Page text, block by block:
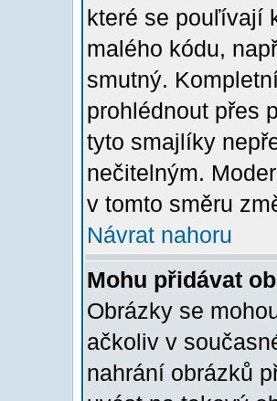
které se pouľívají
malého kódu,
smutný.
prohlédnout přes
tyto smajlíky
nečitelným.
v tomto směru
Návrat nahoru
Mohu přidávat
Obrázky se
ačkoliv v
nahrání obrázků